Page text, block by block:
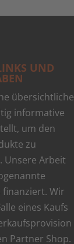
UND
übersichtliche
informative
um den
zu
Unsere Arbeit
finanziert. Wir
eines Kaufs
Partner Shop.